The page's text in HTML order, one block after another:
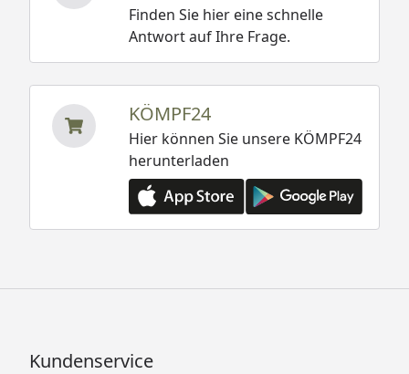
Finden Sie hier eine schnelle
Antwort auf Ihre Frage.
KÖMPF24
Hier können Sie unsere KÖMPF24
herunterladen
Kundenservice